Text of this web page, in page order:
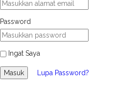
Password
Ingat Saya
Masuk Lupa Password?